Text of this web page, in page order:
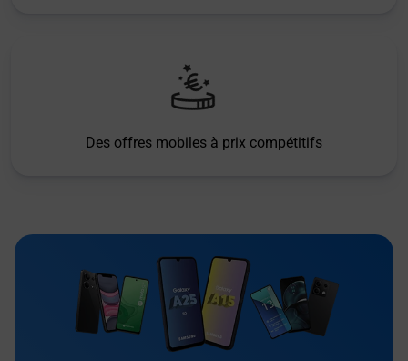
Des offres mobiles à prix compétitifs